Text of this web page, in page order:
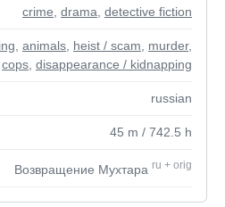
crime drama detective fiction
animals heist / scam murder,
cops disappearance / kidnapping
russian
45 m / 742.5 h
Возвращение Мухтара ru + orig